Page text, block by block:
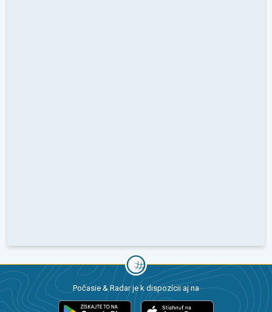
Počasie & Radar je k dispozícii aj na